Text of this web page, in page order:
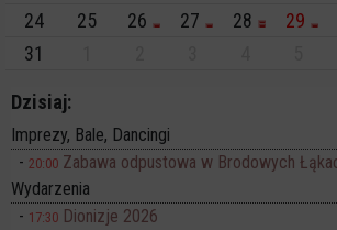
24
25 26 27 28 29
31
Dzisiaj:
Imprezy, Bale, Dancingi
20:00 Zabawa odpustowa w Brodowych
Wydarzenia
17:30 Dionizje 2026